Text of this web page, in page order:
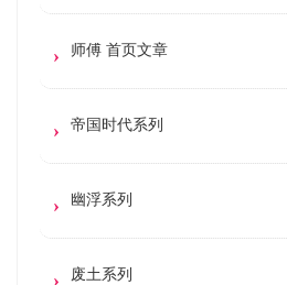
师傅 首页文章
帝国时代系列
幽浮系列
废土系列